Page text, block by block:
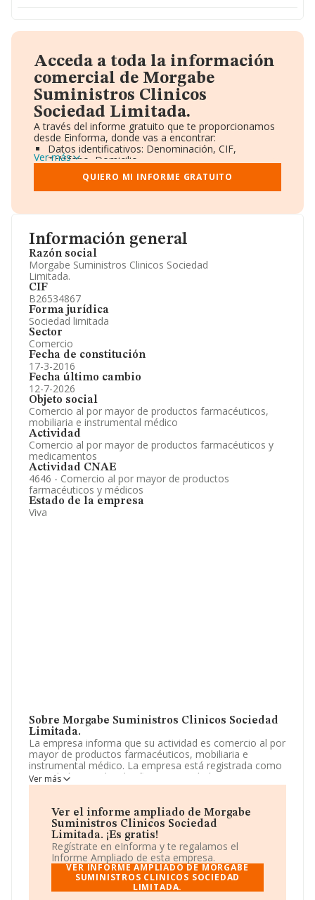
Información general
Razón social
Morgabe Suministros Clinicos Sociedad
Limitada.
CIF
B26534867
Forma jurídica
Sociedad limitada
Sector
Comercio
Fecha de constitución
17-3-2016
Fecha último cambio
12-7-2026
Objeto social
Comercio al por mayor de productos farmacéuticos,
mobiliaria e instrumental médico
Actividad
Comercio al por mayor de productos farmacéuticos y
medicamentos
Actividad CNAE
4646 - Comercio al por mayor de productos
farmacéuticos y médicos
Estado de la empresa
Viva
Sobre Morgabe Suministros Clinicos Sociedad
Limitada.
La empresa informa que su actividad es comercio al por
mayor de productos farmacéuticos, mobiliaria e
instrumental médico. La empresa está registrada como
Sociedad Limitada. Clasifica su actividad CNAE como
'Comercio al por mayor de productos farmacéuticos',
Acerca de la información disponible en INFORMA sobre
los distintos rankings: la empresa ha retrocedido 141
puestos en el ranking sectorial, pasando del 696 al 837.
Tienen mejor posición las siguientes empresas del
sector:Science & Solutions S.LyExtrefarma S.L
algunas de las empresas españolas que están por
debajo sonMedat Diagnosis S.LyAtika Pharma,
Ver más
Ver el informe ampliado de Morgabe
Suministros Clinicos Sociedad
Limitada. ¡Es gratis!
Regístrate en eInforma y te regalamos el
Informe Ampliado de esta empresa.
VER INFORME AMPLIADO DE MORGABE
SUMINISTROS CLINICOS SOCIEDAD
LIMITADA.
Acceda a toda la información
comercial de Morgabe
Suministros Clinicos
Sociedad Limitada.
A través del informe gratuito que te proporcionamos
desde Einforma, donde vas a encontrar:
Datos identificativos: Denominación, CIF,
Teléfono, Domicilio.
Informe Mercantil Completo (BORME).
Gráficos de Evolución Ventas y Empleados.
Consejo de Administración y Administradores.
Accionistas.
Artículos de prensa publicados sobre la empresa.
Información oficial y registral complementaria.
Ver más
QUIERO MI INFORME GRATUITO